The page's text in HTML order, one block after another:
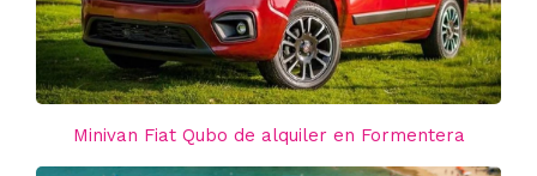
Minivan Fiat Qubo de alquiler en Formentera